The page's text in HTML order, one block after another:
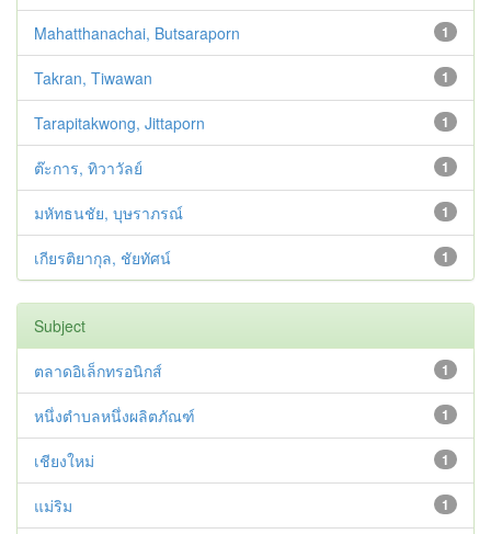
1
Mahatthanachai, Butsaraporn
1
Takran, Tiwawan
1
Tarapitakwong, Jittaporn
1
ต๊ะการ, ทิวาวัลย์
1
มหัทธนชัย, บุษราภรณ์
1
เกียรติยากุล, ชัยทัศน์
Subject
1
ตลาดอิเล็กทรอนิกส์
1
หนึ่งตำบลหนึ่งผลิตภัณฑ์
1
เชียงใหม่
1
แม่ริม